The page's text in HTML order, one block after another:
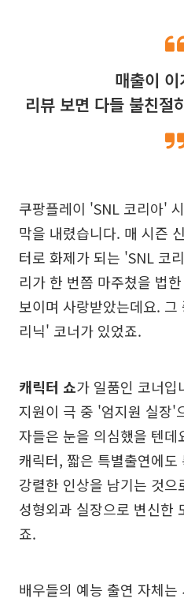
매출이
리뷰 보면 다들 불친절
쿠팡플레이 'SNL 코리아'
막을 내렸습니다. 매 시즌
터로 화제가 되는 'SNL 코
리가 한 번쯤 마주쳤을 법
보이며 사랑받았는데요.
리닉' 코너가 있었죠.
캐릭터 쇼가 일품인 코너입
지원이 극 중 '엄지원 실장'
자들은 눈을 의심했을 텐
캐릭터, 짧은 특별출연에도
강렬한 인상을 남기는 것
성형외과 실장으로 변신한
죠.
배우들의 예능 출연 자체